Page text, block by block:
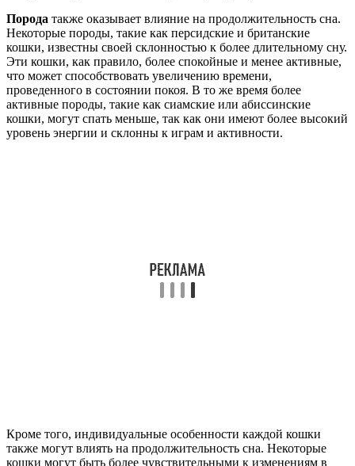
Порода также оказывает влияние на продолжительность сна.
Некоторые породы, такие как персидские и британские
кошки, известны своей склонностью к более длительному сну.
Эти кошки, как правило, более спокойные и менее активные,
что может способствовать увеличению времени,
проведенного в состоянии покоя. В то же время более
активные породы, такие как сиамские или абиссинские
кошки, могут спать меньше, так как они имеют более высокий
уровень энергии и склонны к играм и активности.
Кроме того, индивидуальные особенности каждой кошки
также могут влиять на продолжительность сна. Некоторые
кошки могут быть более чувствительными к изменениям в